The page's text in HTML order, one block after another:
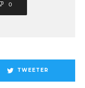
0
TWEETER